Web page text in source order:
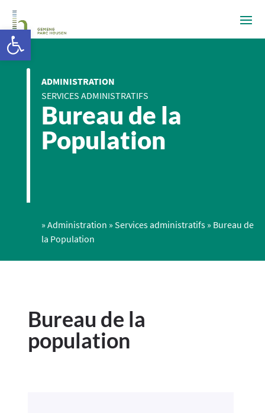
ADMINISTRATION
SERVICES ADMINISTRATIFS
Bureau de la
Population
» Administration » Services administratifs » Bureau de
la Population
Bureau de la
population
Ouvrir la barre d’outils